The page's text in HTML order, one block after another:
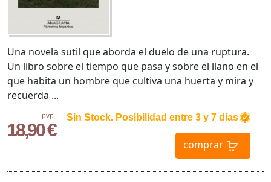
pvp.
18,90 €
Sin Stock. Posibilidad entre 3 y 7 días
comprar
Una novela sutil que aborda el duelo de una ruptura.
Un libro sobre el tiempo que pasa y sobre el llano en el
que habita un hombre que cultiva una huerta y mira y
recuerda ...